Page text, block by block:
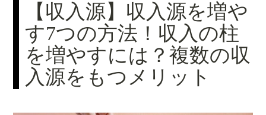
【収入源】収入源を増や
す7つの方法！収入の柱
を増やすには？複数の収
入源をもつメリット